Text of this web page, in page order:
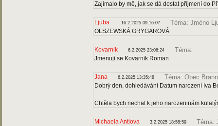
Zajímalo by mě, jak se dá dostat příjmení do
Ljuba 16.2.2025 09:16:07 Téma: Jméno
OLSZEWSKÁ GRYGAROVÁ
Kovarnik 6.2.2025 23:06:24 Téma:
Jmenuji se Kovarnik Roman
Jana 6.2.2025 13:35:48 Téma: Obec
Dobrý den, dohledávání Datum narození Iva
Chtěla bych nechat k jeho narozeninám
Michaela Antlova 3.2.2025 18:58:59 Téma: